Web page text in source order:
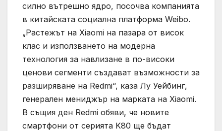
силно вътрешно ядро, посочва компанията
в китайската социална платформа Weibo.
„Растежът на Xiaomi на пазара от висок
клас и използването на модерна
технология за навлизане в по-високи
ценови сегменти създават възможности за
разширяване на Redmi“, каза Лу Уейбинг,
генерален мениджър на марката на Xiaomi.
В същия ден Redmi обяви, че новите
смартфони от серията K80 ще бъдат